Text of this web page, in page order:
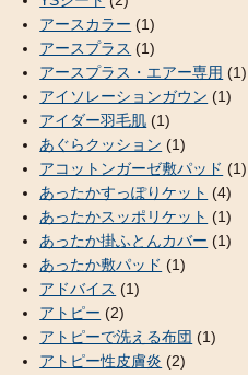
アースカラー (1)
アースプラス (1)
アースプラス・エアー専用 (1)
アイソレーションガウン (1)
アイダー羽毛肌 (1)
あぐらクッション (1)
アコットンガーゼ敷パッド (1)
あったかすっぽりケット (4)
あったかスッポリケット (1)
あったか掛ふとんカバー (1)
あったか敷パッド (1)
アドバイス (1)
アトピー (2)
アトピーで洗える布団 (1)
アトピー性皮膚炎 (2)